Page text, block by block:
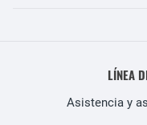
LÍNEA
Asistencia y